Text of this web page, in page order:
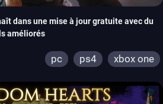
dans une mise à jour gratuite avec du
améliorés
pc ps4 xbox one